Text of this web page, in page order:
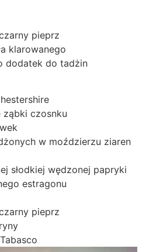
pieprz
klarowanego
dodatek do tadżin
ząbki czosnku
w moździerzu ziaren
słodkiej wędzonej papryki
estragonu
pieprz